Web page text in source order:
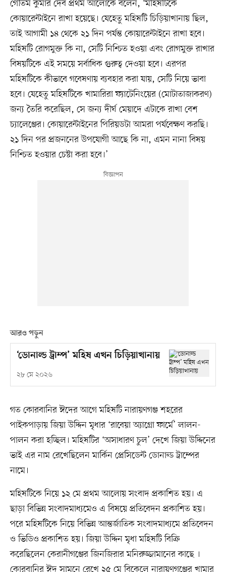
গৌতম কুমার দেব প্রথম আলোকে বলেন, ‘মহিষটিকে
কোয়ারেন্টাইনে রাখা হয়েছে। যেহেতু মহিষটি চিড়িয়াখানায় ছিল,
তাই আগামী ১৪ থেকে ২১ দিন পর্যন্ত কোয়ারেন্টাইনে রাখা হবে।
মহিষটি রোগমুক্ত কি না, সেটি নিশ্চিত হওয়া এবং রোগমুক্ত রাখার
বিষয়টিকে এই সময়ে সর্বাধিক গুরুত্ব দেওয়া হবে। এরপর
মহিষটিকে কীভাবে গবেষণায় ব্যবহার করা যায়, সেটি নিয়ে ভাবা
হবে। যেহেতু মহিষটিকে খামারিরা ফ্যাটেনিংয়ের (মোটাতাজাকরণ)
জন্য তৈরি করেছিল, সে জন্য দীর্ঘ মেয়াদে এটাকে রাখা বেশ
চ্যালেঞ্জের। কোয়ারেন্টাইনের পিরিয়ডটা আমরা পর্যবেক্ষণ করছি।
২১ দিন পর প্রজননের উপযোগী আছে কি না, এমন নানা বিষয়
নিশ্চিত হওয়ার চেষ্টা করা হবে।’
আরও পড়ুন
‘ডোনাল্ড ট্রাম্প’ মহিষ এখন চিড়িয়াখানায়
২৮ মে ২০২৬
গত কোরবানির ঈদের আগে মহিষটি নারায়ণগঞ্জ শহরের
পাইকপাড়ায় জিয়া উদ্দিন মৃধার ‘রাবেয়া অ্যাগ্রো ফার্মে’ লালন-
পালন করা হচ্ছিল। মহিষটির ‘অসাধারণ চুল’ দেখে জিয়া উদ্দিনের
ভাই এর নাম রেখেছিলেন মার্কিন প্রেসিডেন্ট ডোনাল্ড ট্রাম্পের
নামে।
মহিষটিকে নিয়ে ১২ মে প্রথম আলোয় সংবাদ প্রকাশিত হয়। এ
ছাড়া বিভিন্ন সংবাদমাধ্যমেও এ বিষয়ে প্রতিবেদন প্রকাশিত হয়।
পরে মহিষটিকে নিয়ে বিভিন্ন আন্তর্জাতিক সংবাদমাধ্যমে প্রতিবেদন
ও ভিডিও প্রকাশিত হয়। জিয়া উদ্দিন মৃধা মহিষটি বিক্রি
করেছিলেন কেরানীগঞ্জের জিনজিরার মনিরুজ্জামানের কাছে ।